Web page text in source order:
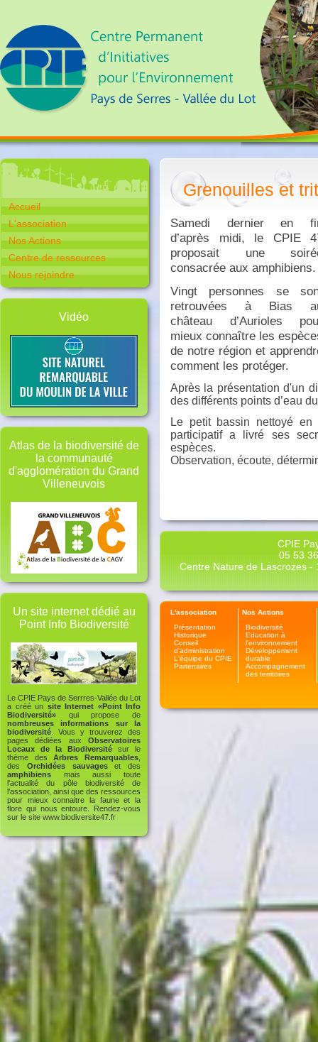
Accueil
L'association
Nos Actions
Centre de ressources
Nous rejoindre
Vidéo
Atlas de la biodiversité de
la communauté
d'agglomération du Grand
Villeneuvois
Un site internet dédié au
Point Info Biodiversité
Le CPIE Pays de Serrres-Vallée du Lot
a créé un site Internet «Point Info
Biodiversité» qui propose de
nombreuses informations sur la
biodiversité . Vous y trouverez des
pages dédiées aux Observatoires
Locaux de la Biodiversité sur le
thème desArbres Remarquables
des Orchidées sauvageset des
amphibiens mais aussi toute
l'actualité du pôle biodiversité de
l'association, ainsi que des ressources
pour mieux connaitre la faune et la
flore qui nous entoure. Rendez-vous
sur le site www.biodiversite47.fr
Grenouilles et
Samedi dernier en
d’après midi, le CPIE
proposait une
consacrée aux amphibiens.
Vingt personnes se
retrouvées à Bias
château d’Aurioles
mieux connaître les
de notre région et
comment les protéger.
Après la présentation d'un
des différents points d’eau
Le petit bassin nettoyé en
participatif a livré ses
espèces.
Observation, écoute,
CPIE
05 53
Centre Nature de Lascrozes -
L'association
Présentation
Historique
Conseil
d'administration
L'équipe du CPIE
Partenaires
Nos Actions
Biodiversité
Education à
l'environnement
Développement
durable
Accompagnement
des territoires